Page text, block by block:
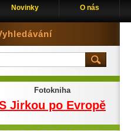
Novinky O nás
Fotokniha
Jirkou po Evropě